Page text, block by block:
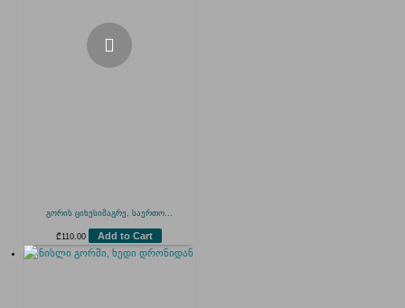
გორის ციხესიმაგრე, საერთო...
₾110.00 Add to Cart